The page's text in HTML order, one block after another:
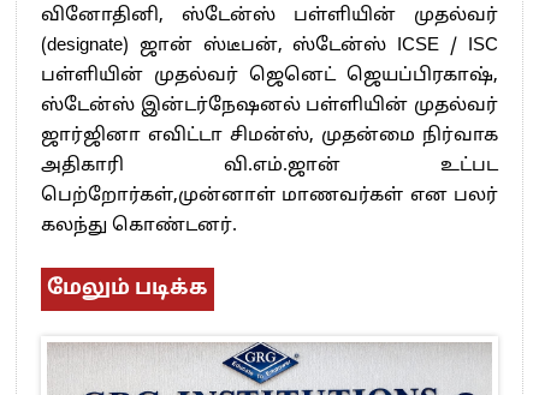
வினோதினி, ஸ்டேன்ஸ் பள்ளியின் முதல்வர்
(designate) ஜான் ஸ்டீபன், ஸ்டேன்ஸ் ICSE / ISC
பள்ளியின் முதல்வர் ஜெனெட் ஜெயப்பிரகாஷ்,
ஸ்டேன்ஸ் இன்டர்நேஷனல் பள்ளியின் முதல்வர்
ஜார்ஜினா எவிட்டா சிமன்ஸ், முதன்மை நிர்வாக
அதிகாரி வி.எம்.ஜான் உட்பட
பெற்றோர்கள்,முன்னாள் மாணவர்கள் என பலர்
கலந்து கொண்டனர்.
மேலும் படிக்க